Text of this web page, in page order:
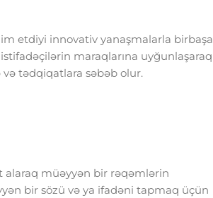
etdiyi innovativ yanaşmalarla birbaşa
maraqlarına uyğunlaşaraq
tədqiqatlara səbəb olur.
alaraq müəyyən bir rəqəmlərin
bir sözü və ya ifadəni tapmaq üçün